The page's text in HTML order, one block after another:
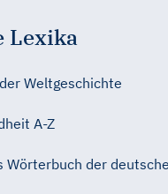
Lexika
Weltgeschichte
A-Z
Wörterbuch der